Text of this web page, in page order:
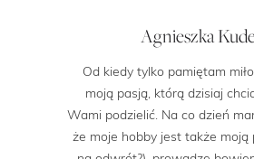
Agnieszka
Od kiedy tylko pamiętam
moją pasją, którą dzisiaj
Wami podzielić. Na co dzień
że moje hobby jest także moją